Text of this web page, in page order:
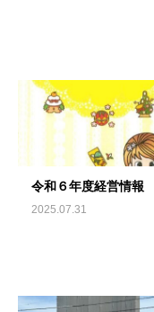
令和６年度経営情報
2025.07.31